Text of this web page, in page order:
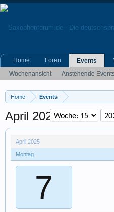
Home Events
April 2025
April 2025
Montag
7
Home Foren
Events
Wochenansicht
Anstehende